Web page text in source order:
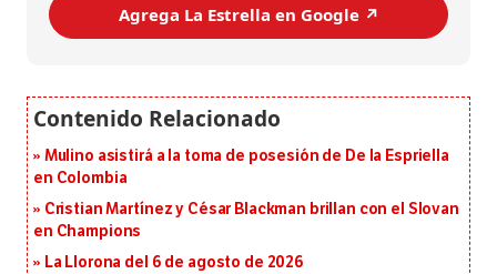
Agrega La Estrella en Google ↗️
Mulino asistirá a la toma de posesión de De la Espriella
en Colombia
Cristian Martínez y César Blackman brillan con el Slovan
en Champions
La Llorona del 6 de agosto de 2026